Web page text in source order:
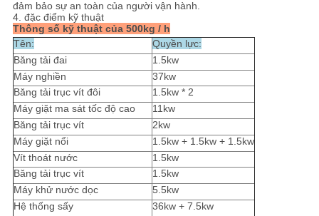
POLICY
đảm bảo sự an toàn của người vận hành.
4. đặc điểm kỹ thuật
Thông số kỹ thuật của 500kg / h
Tên:
Quyền lực:
Băng tải đai
1.5kw
Máy nghiền
37kw
Băng tải trục vít đôi
1.5kw * 2
Máy giặt ma sát tốc độ cao
11kw
Băng tải trục vít
2kw
Máy giặt nổi
1.5kw + 1.5kw + 1.5kw
Vít thoát nước
1.5kw
Băng tải trục vít
1.5kw
Máy khử nước dọc
5.5kw
Hệ thống sấy
36kw + 7.5kw